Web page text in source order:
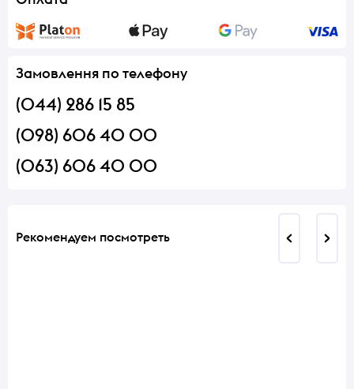
Замовлення по телефону
(044) 286 15 85
(098) 606 40 00
(063) 606 40 00
Рекомендуем посмотреть